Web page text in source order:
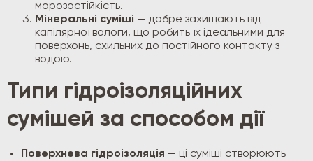
морозостійкість.
Мінеральні суміші — добре захищають від
капілярної вологи, що робить їх ідеальними для
поверхонь, схильних до постійного контакту з
водою.
Типи гідроізоляційних
сумішей за способом дії
Поверхнева гідроізоляція — ці суміші створюють